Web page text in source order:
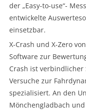
der „Easy-to-use“-
entwickelte
einsetzbar.
X-Crash und X-Zero
Software zur
Crash ist verbindlicher
Versuche zur
spezialisiert. An den
Mönchengladbach